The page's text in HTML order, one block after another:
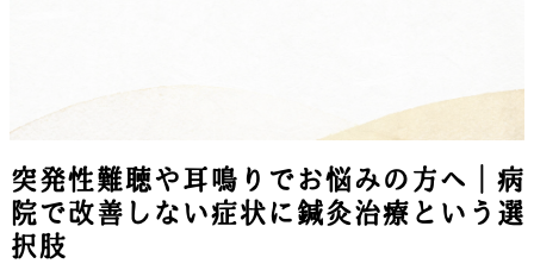
突発性難聴や耳鳴りでお悩みの方へ｜病
院で改善しない症状に鍼灸治療という選
択肢